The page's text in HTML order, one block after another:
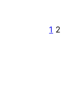
1 2